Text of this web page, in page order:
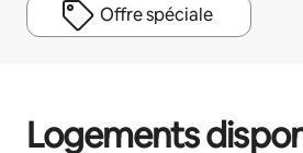
Offre spéciale
Logements